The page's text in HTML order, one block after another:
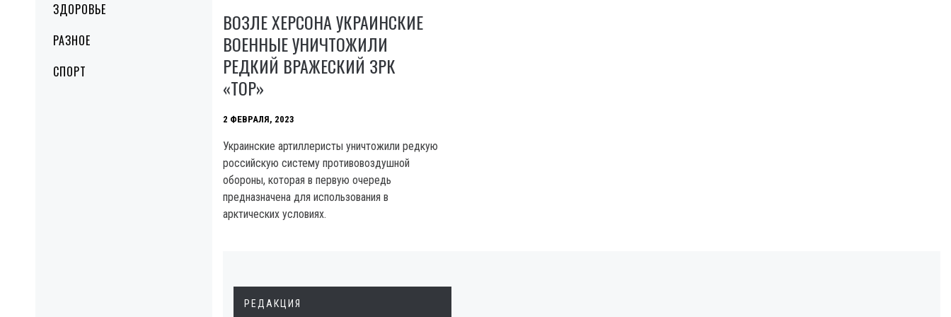
ЗДОРОВЬЕ
РАЗНОЕ
СПОРТ
ВОЗЛЕ ХЕРСОНА УКРАИНСКИЕ
ВОЕННЫЕ УНИЧТОЖИЛИ
РЕДКИЙ ВРАЖЕСКИЙ ЗРК
«ТОР»
2 ФЕВРАЛЯ, 2023
Украинские артиллеристы уничтожили редкую
российскую систему противовоздушной
обороны, которая в первую очередь
предназначена для использования в
арктических условиях.
РЕДАКЦИЯ